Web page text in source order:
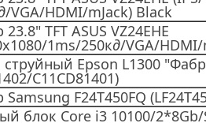
/VGA/HDMI/mJack) Black
TFT ASUS VZ24EHE
1ms/250кд/VGA/HDMI/
Epson L1300
C11CD81401)
F24T450FQ
блок Core i3 10100/2*8Gb/